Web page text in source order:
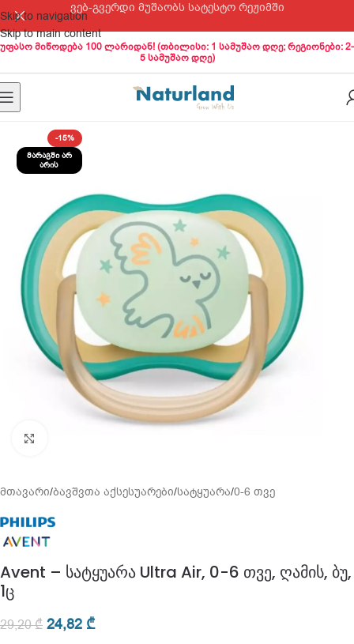
Skip to navigation
Skip to main content
ვებ-გვერდი მუშაობს სატესტო რეჟიმში
უფასო მიწოდება 100 ლარიდან! (თბილისი: 1 სამუშაო დღე; რეგიონები: 2-
5 სამუშაო დღე)
-15%
ᲛᲐᲠᲐᲒᲨᲘ ᲐᲠ
ᲐᲠᲘᲡ
მთავარი/ბავშვთა აქსესუარები/სატყუარა/0-6 თვე
Avent – სატყუარა Ultra Air, 0-6 თვე, ღამის, ბუ,
1ც
29,20₾ 24,82 ₾